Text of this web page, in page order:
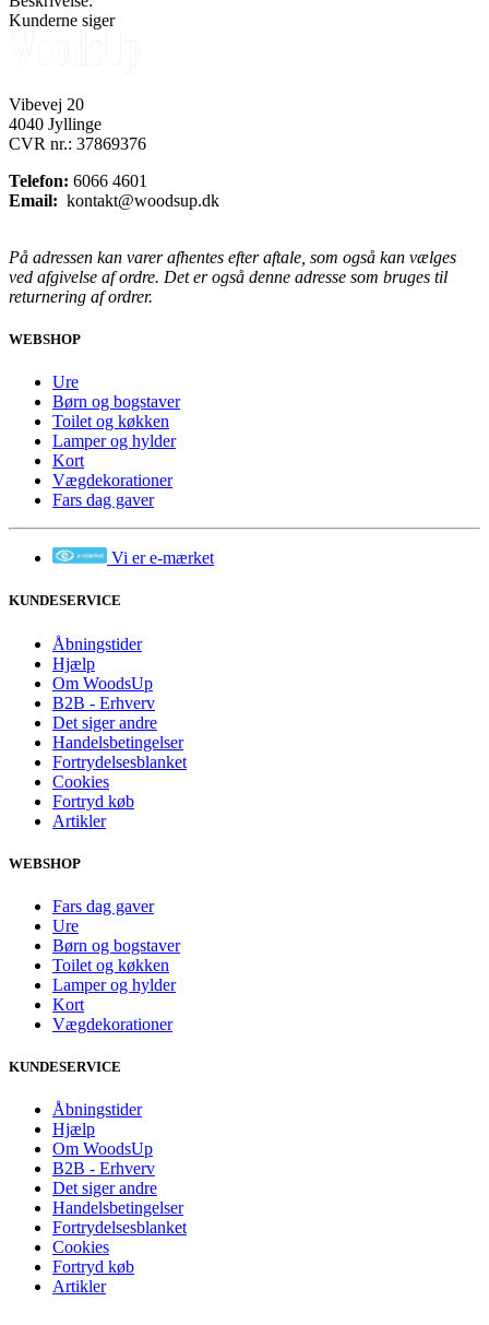
Kunderne siger
Vibevej 20
4040 Jyllinge
CVR nr.: 37869376
Telefon: 6066 4601
Email: kontakt@woodsup.dk
På adressen kan varer afhentes efter aftale, som også kan vælges
ved afgivelse af ordre. Det er også denne adresse som bruges til
returnering af ordrer.
WEBSHOP
Ure
Børn og bogstaver
Toilet og køkken
Lamper og hylder
Kort
Vægdekorationer
Fars dag gaver
Vi er e-mærket
KUNDESERVICE
Åbningstider
Hjælp
Om WoodsUp
B2B - Erhverv
Det siger andre
Handelsbetingelser
Fortrydelsesblanket
Cookies
Fortryd køb
Artikler
WEBSHOP
Fars dag gaver
Ure
Børn og bogstaver
Toilet og køkken
Lamper og hylder
Kort
Vægdekorationer
KUNDESERVICE
Åbningstider
Hjælp
Om WoodsUp
B2B - Erhverv
Det siger andre
Handelsbetingelser
Fortrydelsesblanket
Cookies
Fortryd køb
Artikler